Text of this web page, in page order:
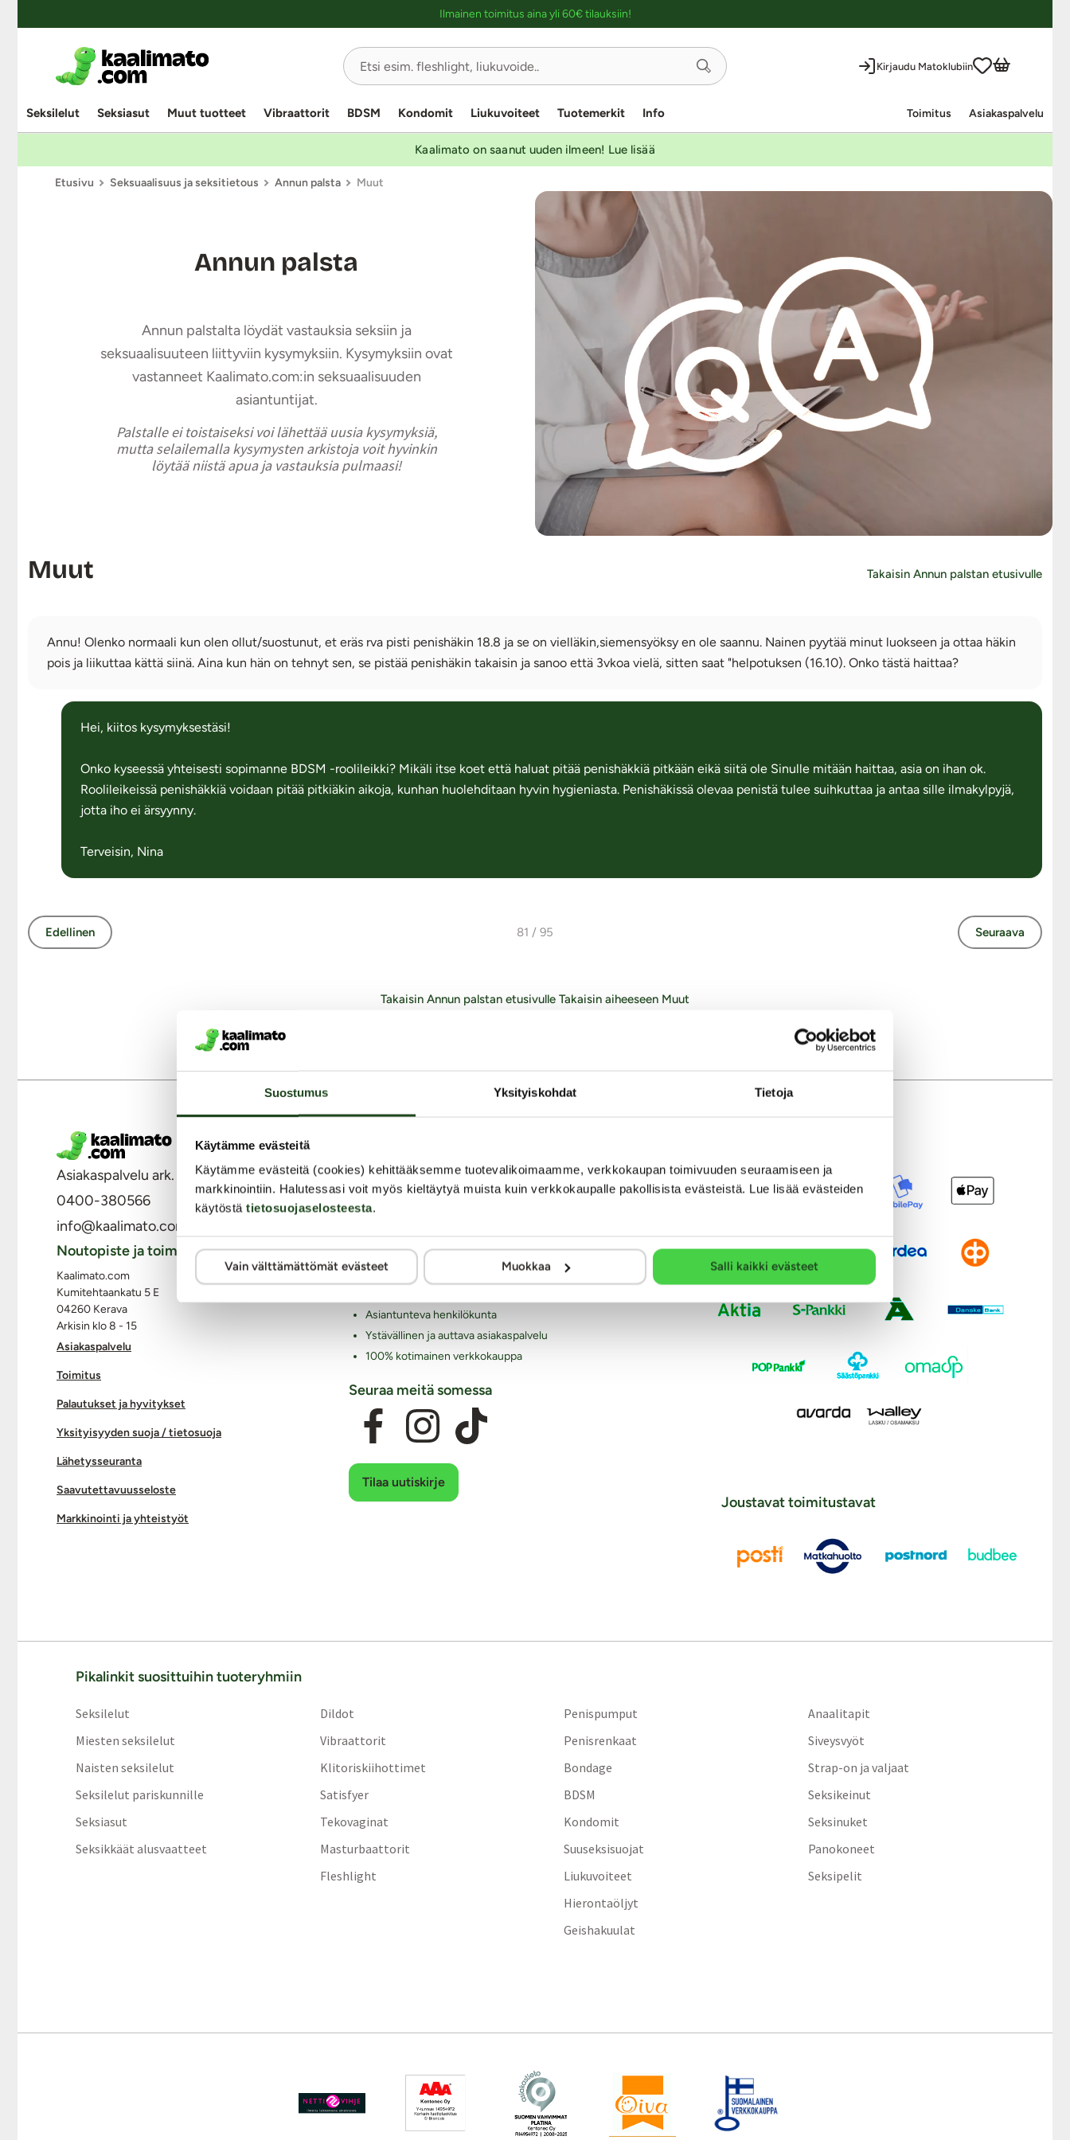
Suostumus Yksityiskohdat Tietoja
Käytämme evästeitä
Käytämme evästeitä (cookies) kehittääksemme tuotevalikoimaamme, verkkokaupan toimivuuden seuraamiseen ja
markkinointiin. Halutessasi voit myös kieltäytyä muista kuin verkkokaupalle pakollisista evästeistä. Lue lisää evästeiden
käytöstä tietosuojaselosteesta.
Vain välttämättömät evästeet Muokkaa Salli kaikki evästeet
Ilmainen toimitus aina yli 60€ tilauksiin!
Kirjaudu Matoklubiin
Seksilelut Seksiasut Muut tuotteet Vibraattorit BDSM Kondomit Liukuvoiteet Tuotemerkit Info Toimitus Asiakaspalvelu
Kaalimato on saanut uuden ilmeen! Lue lisää
Etusivu Seksuaalisuus ja seksitietous Annun palsta Muut
Annun palsta
Annun palstalta löydät vastauksia seksiin ja
seksuaalisuuteen liittyviin kysymyksiin. Kysymyksiin ovat
vastanneet Kaalimato.com:in seksuaalisuuden
asiantuntijat.
Palstalle ei toistaiseksi voi lähettää uusia kysymyksiä,
mutta selailemalla kysymysten arkistoja voit hyvinkin
löytää niistä apua ja vastauksia pulmaasi!
Muut Takaisin Annun palstan etusivulle
Annu! Olenko normaali kun olen ollut/suostunut, et eräs rva pisti penishäkin 18.8 ja se on vielläkin,siemensyöksy en ole saannu. Nainen pyytää minut luokseen ja ottaa häkin
pois ja liikuttaa kättä siinä. Aina kun hän on tehnyt sen, se pistää penishäkin takaisin ja sanoo että 3vkoa vielä, sitten saat "helpotuksen (16.10). Onko tästä haittaa?
Hei, kiitos kysymyksestäsi!
Onko kyseessä yhteisesti sopimanne BDSM -roolileikki? Mikäli itse koet että haluat pitää penishäkkiä pitkään eikä siitä ole Sinulle mitään haittaa, asia on ihan ok.
Roolileikeissä penishäkkiä voidaan pitää pitkiäkin aikoja, kunhan huolehditaan hyvin hygieniasta. Penishäkissä olevaa penistä tulee suihkuttaa ja antaa sille ilmakylpyjä,
jotta iho ei ärsyynny.
Terveisin, Nina
Edellinen 81 / 95 Seuraava
Takaisin Annun palstan etusivulle Takaisin aiheeseen Muut
Asiakaspalvelu ark. 8 - 15
0400-380566
info@kaalimato.com
Asiakaspalvelu
Toimitus
Palautukset ja hyvitykset
Yksityisyyden suoja / tietosuoja
Lähetysseuranta
Saavutettavuusseloste
Markkinointi ja yhteistyöt
Noutopiste ja toimisto
Kaalimato.com
Kumitehtaankatu 5 E
04260 Kerava
Arkisin klo 8 - 15
Laaja ja monipuolinen valikoima eroottisia tuotteita
Arkisin ennen klo 14 tehdyt tilaukset lähetetään vielä
samana päivänä
Ilmainen toimitus yli 60€ tilauksiin
Paljon joustavia toimitustapoja alk. 0 €
Asiantunteva henkilökunta
Ystävällinen ja auttava asiakaspalvelu
100% kotimainen verkkokauppa
Seuraa meitä somessa
Tilaa uutiskirje
Joustavat toimitustavat
Pikalinkit suosittuihin tuoteryhmiin
Seksilelut
Miesten seksilelut
Naisten seksilelut
Seksilelut pariskunnille
Seksiasut
Seksikkäät alusvaatteet
Dildot
Vibraattorit
Klitoriskiihottimet
Satisfyer
Tekovaginat
Masturbaattorit
Fleshlight
Penispumput
Penisrenkaat
Bondage
BDSM
Kondomit
Suuseksisuojat
Liukuvoiteet
Hierontaöljyt
Geishakuulat
Anaalitapit
Siveysvyöt
Strap-on ja valjaat
Seksikeinut
Seksinuket
Panokoneet
Seksipelit